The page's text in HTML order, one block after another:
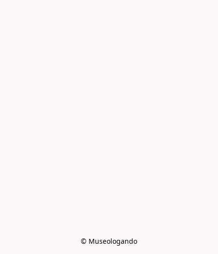
© Museologando